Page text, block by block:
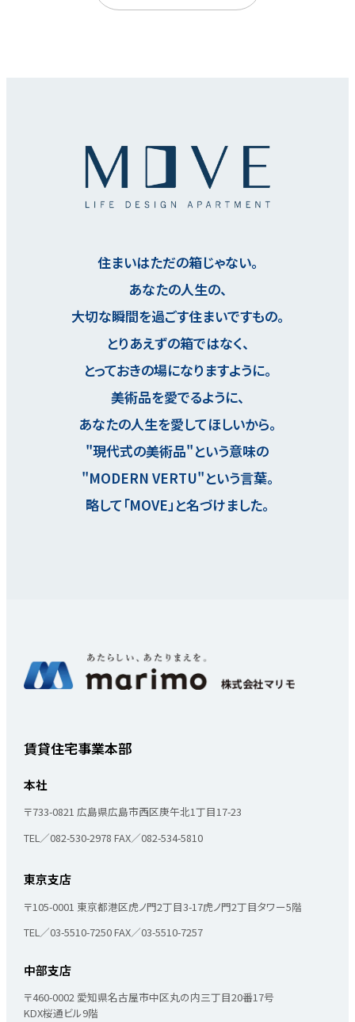
住まいはただの箱じゃない。
あなたの人生の、
大切な瞬間を過ごす住まいですもの。
とりあえずの箱ではなく、
とっておきの場になりますように。
美術品を愛でるように、
あなたの人生を愛してほしいから。
"現代式の美術品"という意味の
"MODERN VERTU"という言葉。
略して「MOVE」と名づけました。
賃貸住宅事業本部
本社
〒733-0821 広島県広島市西区庚午北1丁目17-23
TEL／082-530-2978 FAX／082-534-5810
東京支店
〒105-0001 東京都港区虎ノ門2丁目3-17虎ノ門2丁目タワー5階
TEL／03-5510-7250FAX／03-5510-7257
中部支店
〒460-0002 愛知県名古屋市中区丸の内三丁目20番17号
KDX桜通ビル9階